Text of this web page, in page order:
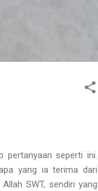
pertanyaan seperti ini.
yang ia terima dari
SWT, sendiri yang